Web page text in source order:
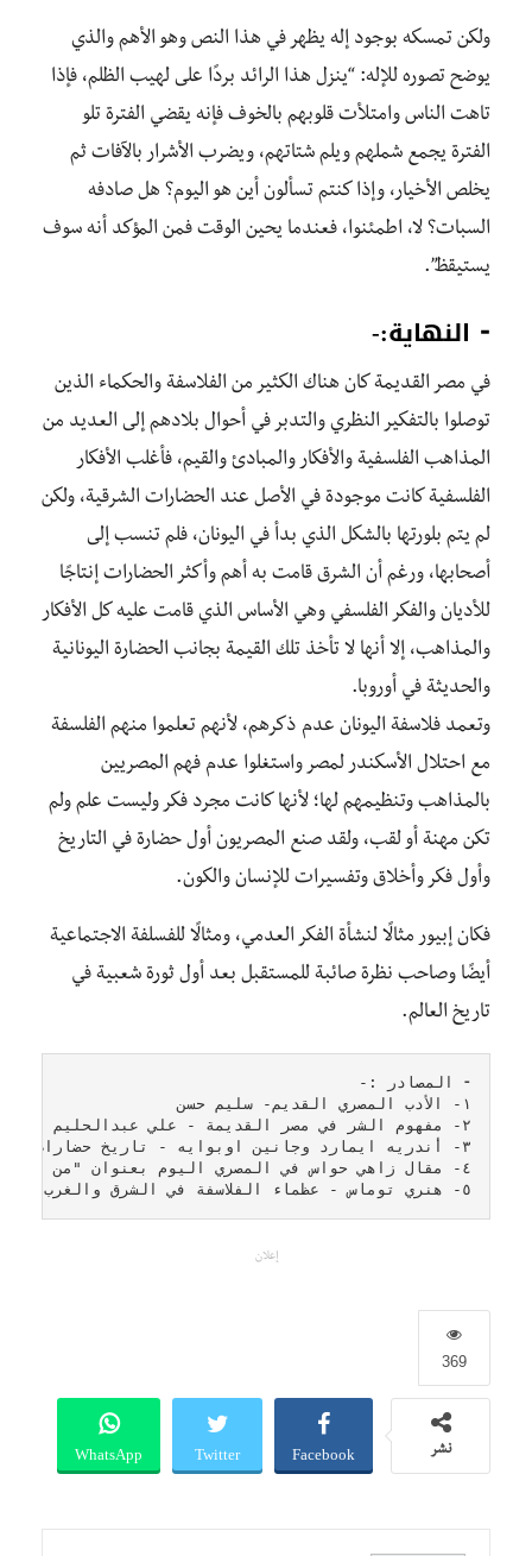
ولكن تمسكه بوجود إله يظهر في هذا النص وهو الأهم والذي
يوضح تصوره للإله: “ينزل هذا الرائد بردًا على لهيب الظلم، فإذا
تاهت الناس وامتلأت قلوبهم بالخوف فإنه يقضي الفترة تلو
الفترة يجمع شملهم ويلم شتاتهم، ويضرب الأشرار بالآفات ثم
يخلص الأخيار، وإذا كنتم تسألون أين هو اليوم؟ هل صادفه
السبات؟ لا، اطمئنوا، فعندما يحين الوقت فمن المؤكد أنه سوف
يستيقظ”.
⁃ النهاية:-
في مصر القديمة كان هناك الكثير من الفلاسفة والحكماء الذين
توصلوا بالتفكير النظري والتدبر في أحوال بلادهم إلى العديد من
المذاهب الفلسفية والأفكار والمبادئ والقيم، فأغلب الأفكار
الفلسفية كانت موجودة في الأصل عند الحضارات الشرقية، ولكن
لم يتم بلورتها بالشكل الذي بدأ في اليونان، فلم تنسب إلى
أصحابها، ورغم أن الشرق قامت به أهم وأكثر الحضارات إنتاجًا
للأديان والفكر الفلسفي وهي الأساس الذي قامت عليه كل الأفكار
والمذاهب، إلا أنها لا تأخذ تلك القيمة بجانب الحضارة اليونانية
والحديثة في أوروبا.
وتعمد فلاسفة اليونان عدم ذكرهم، لأنهم تعلموا منهم الفلسفة
مع احتلال الأسكندر لمصر واستغلوا عدم فهم المصريين
بالمذاهب وتنظيمهم لها؛ لأنها كانت مجرد فكر وليست علم ولم
تكن مهنة أو لقب، ولقد صنع المصريون أول حضارة في التاريخ
وأول فكر وأخلاق وتفسيرات للإنسان والكون.
فكان إبيور مثالًا لنشأة الفكر العدمي، ومثالًا للفسلفة الاجتماعية
أيضًا وصاحب نظرة صائبة للمستقبل بعد أول ثورة شعبية في
تاريخ العالم.
٥- هنري توماس - عظماء الفلاسفة في الشرق والغرب
إعلان
369
نشر Facebook
Twitter
WhatsApp